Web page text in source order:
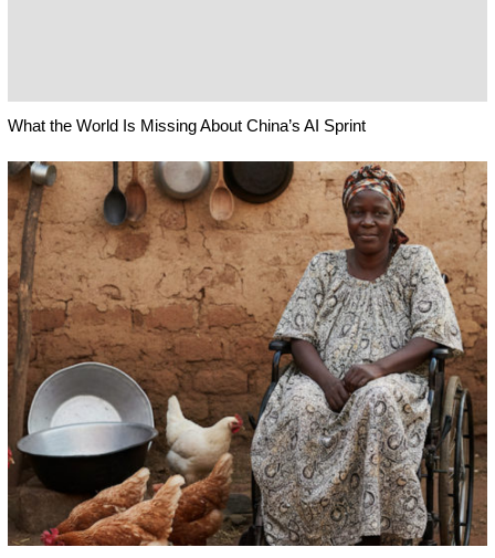
What the World Is Missing About China’s AI Sprint